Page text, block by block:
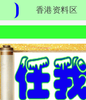
香港资料区